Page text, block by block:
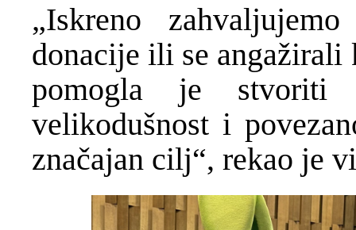
„Iskreno
donacije ili se
pomogla je stvoriti
velikodušnost i
značajan cilj“, rekao je